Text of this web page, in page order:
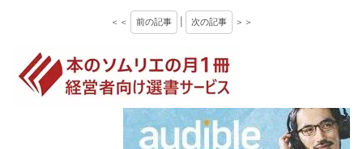
＜＜ 前の記事 次の記事 ＞＞